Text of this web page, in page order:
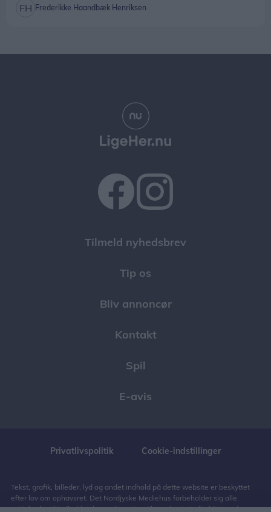
Frederikke Haandbæk Henriksen
Tilmeld nyhedsbrev
Tip os
Bliv annoncør
Kontakt
Spil
E-avis
Privatlivspolitik Cookie-indstillinger
Tekst, grafik, billeder, lyd og andet indhold på dette website er beskyttet
efter lov om ophavsret. Det Nordjyske Mediehus forbeholder sig alle
rettigheder til indholdet, herunder retten til at udnytte indholdet med